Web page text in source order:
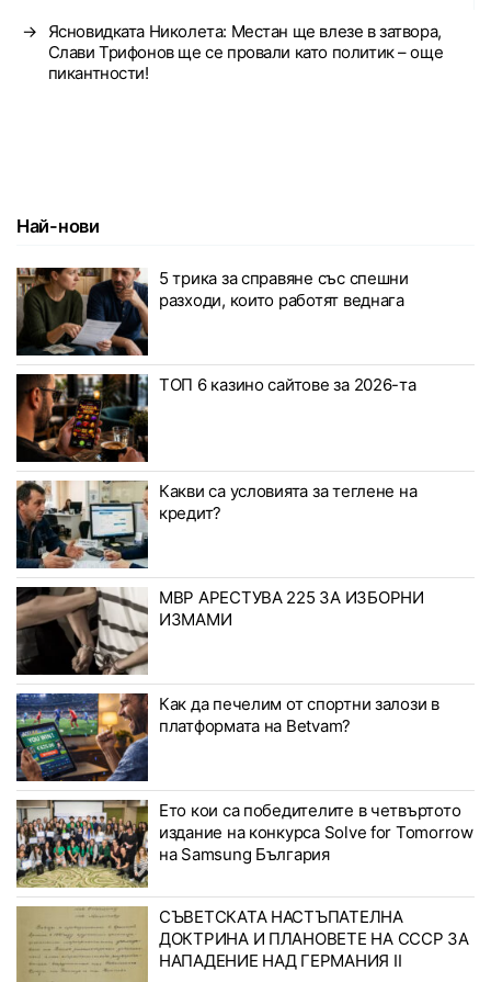
→
Ясновидката Николета: Местан ще влезе в затвора,
Слави Трифонов ще се провали като политик – още
пикантности!
Най-нови
5 трика за справяне със спешни
разходи, които работят веднага
ТОП 6 казино сайтове за 2026-та
Какви са условията за теглене на
кредит?
МВР АРЕСТУВА 225 ЗА ИЗБОРНИ
ИЗМАМИ
Как да печелим от спортни залози в
платформата на Betvam?
Ето кои са победителите в четвъртото
издание на конкурса Solve for Tomorrow
на Samsung България
СЪВЕТСКАТА НАСТЪПАТЕЛНА
ДОКТРИНА И ПЛАНОВЕТЕ НА СССР ЗА
НАПАДЕНИЕ НАД ГЕРМАНИЯ II